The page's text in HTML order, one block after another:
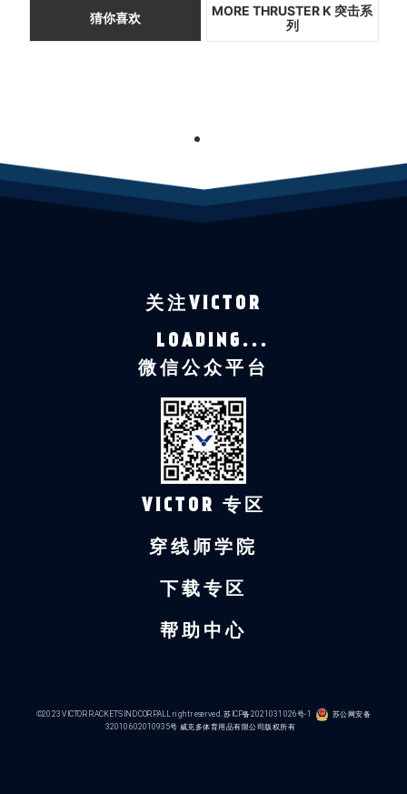
猜你喜欢
MORE THRUSTER K 突击系
列
1
关注VICTOR
LOADING...
微信公众平台
VICTOR 专区
穿线师学院
下载专区
帮助中心
©2023 VICTOR RACKETS IND CORP.ALL right reserved.苏ICP备2021031026号-1 苏公网安备
32010602010935号 威克多体育用品有限公司版权所有